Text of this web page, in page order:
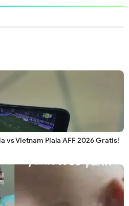
vs Vietnam Piala AFF 2026 Gratis!